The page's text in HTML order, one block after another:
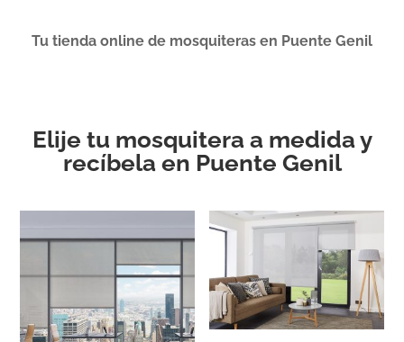
Tu tienda online de mosquiteras en Puente Genil
Elije tu mosquitera a medida y
recíbela en Puente Genil